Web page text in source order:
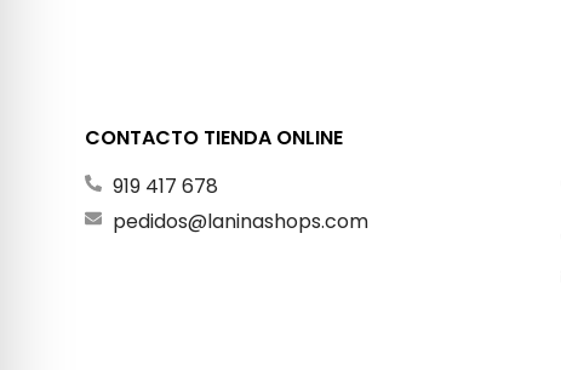
CONTACTO TIENDA ONLINE
919 417 678
pedidos@laninashops.com